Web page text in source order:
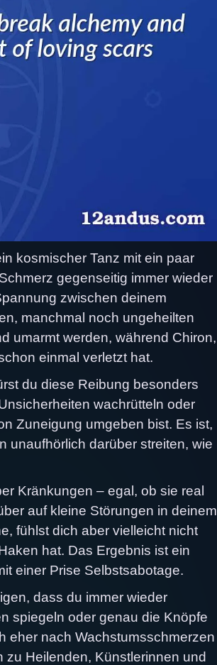
kosmischer Tanz mit ein paar
gegenseitig immer wieder
zwischen deinem
manchmal noch ungeheilten
umarmt werden, während Chiron,
einmal verletzt hat.
du diese Reibung besonders
wachrütteln oder
Zuneigung umgeben bist. Es ist,
unaufhörlich darüber streiten, wie
Kränkungen – egal, ob sie real
auf kleine Störungen in deinem
fühlst dich aber vielleicht nicht
hat. Das Ergebnis ist ein
einer Prise Selbstsabotage.
dass du immer wieder
spiegeln oder genau die Knöpfe
eher nach Wachstumsschmerzen
zu Heilenden, Künstlerinnen und